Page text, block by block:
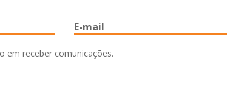
em receber comunicações.